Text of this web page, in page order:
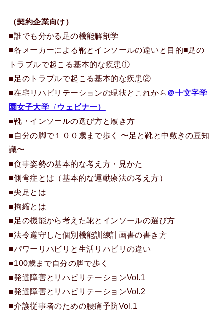
（契約企業向け）
■誰でも分かる足の機能解剖学
■各メーカーによる靴とインソールの違いと目的■足の
トラブルで起こる基本的な疾患①
■足のトラブルで起こる基本的な疾患②
■在宅リハビリテーションの現状とこれから ＠十文字学
園女子大学（ウェビナー）
■靴・インソールの選び方と履き方
■自分の脚で１００歳まで歩く 〜足と靴と中敷きの豆知
識〜
■食事姿勢の基本的な考え方・見かた
■側弯症とは（基本的な運動療法の考え方）
■尖足とは
■拘縮とは
■足の機能から考えた靴とインソールの選び方
■法令遵守した個別機能訓練計画書の書き方
■パワーリハビリと生活リハビリの違い
■100歳まで自分の脚で歩く
■発達障害とリハビリテーションVol.1
■発達障害とリハビリテーションVol.2
■介護従事者のための腰痛予防Vol.1